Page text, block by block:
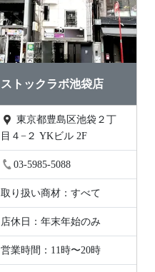
ストックラボ池袋店
東京都豊島区池袋２丁
目４−２ YKビル 2F
03-5985-5088
取り扱い商材：すべて
店休日：年末年始のみ
営業時間：11時〜20時